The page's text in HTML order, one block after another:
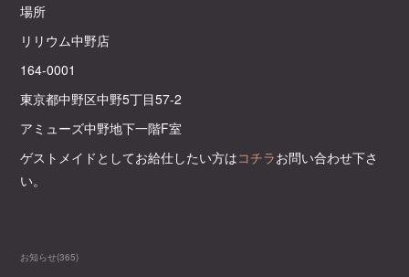
場所
リリウム中野店
164-0001
東京都中野区中野5丁目57-2
アミューズ中野地下一階F室
ゲストメイドとしてお給仕したい方はコチラお問い合わせ下さ
い。
お知らせ(365)